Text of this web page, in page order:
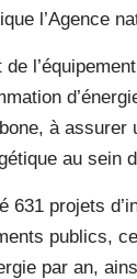
l’Agence
de
à
au sein
631 projets
publics,
par an,